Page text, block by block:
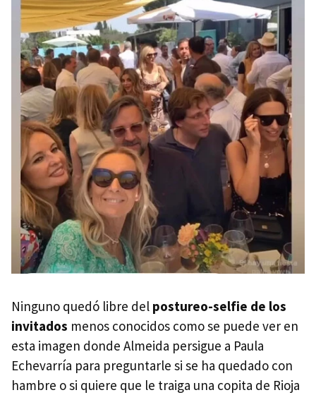
Ninguno quedó libre del postureo-selfie de los
invitados menos conocidos como se puede ver en
esta imagen donde Almeida persigue a Paula
Echevarría para preguntarle si se ha quedado con
hambre o si quiere que le traiga una copita de Rioja